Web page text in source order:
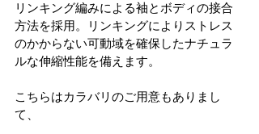
リンキング編みによる袖とボディの接合
方法を採用。リンキングによりストレス
のかからない可動域を確保したナチュラ
ルな伸縮性能を備えます。
こちらはカラバリのご用意もありまし
て、